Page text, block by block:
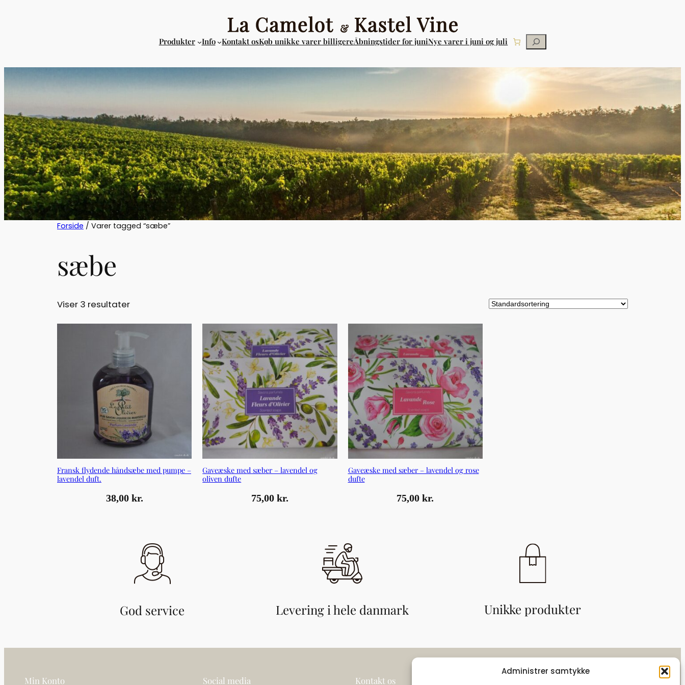
Administrer samtykke
Produkter Info Kontakt osKøb unikke varer billigereÅbningstider for juniNye varer i juni og juli Søg
Forside / Varer tagged “sæbe”
sæbe
Viser 3 resultater
Fransk flydende håndsæbe med pumpe –
lavendel duft.
38,00 kr.
Gaveæske med sæber – lavendel og
oliven dufte
75,00 kr.
Gaveæske med sæber – lavendel og rose
dufte
75,00kr.
God service Levering i hele danmark Unikke produkter
Min Konto Social media Kontakt os